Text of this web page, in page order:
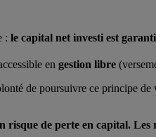
: le capital net investi est
en gestion libre
de poursuivre ce principe
risque de perte en capital.